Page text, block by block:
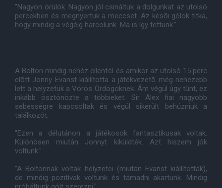
"Nagyon örülök. Nagyon jól csináltuk a dolgunkat az utolsó
percekben és megnyertük a meccset. Az késõi gólok titka,
hogy mindig a végéig harcolunk. Ma is így tettünk."
A Bolton mindig nehéz ellenfél és amikor az utolsó 15 perc
elõtt Jonny Evanst kiállította a játékvezetõ még nehezebb
lett a helyzetük a Vörös Ördögöknek. Ám végül úgy tûnt, ez
inkább ösztönözte a többieket. Sir Alex fiai nagyobb
sebességre kapcsoltak és végül sikerült behúzniuk a
találkozót.
"Ezen a délutánon a játékosok fantasztikusak voltak.
Különösen miután Jonnyt kiküldték. Azt hiszem jók
voltunk."
"A Boltonnak voltak helyzetei (miután Evanst kiállították),
de mindig pozitívak voltunk és támadni akartunk. Mindig